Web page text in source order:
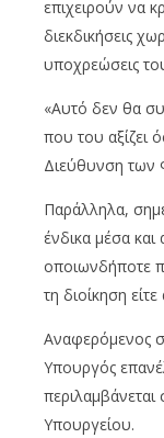
επιχειρούν να
διεκδικήσεις
υποχρεώσεις
«Αυτό δεν θα
που του αξίζει
Διεύθυνση των
Παράλληλα,
ένδικα μέσα και
οποιωνδήποτε
τη διοίκηση
Αναφερόμενος
Υπουργός
Υπουργείου.